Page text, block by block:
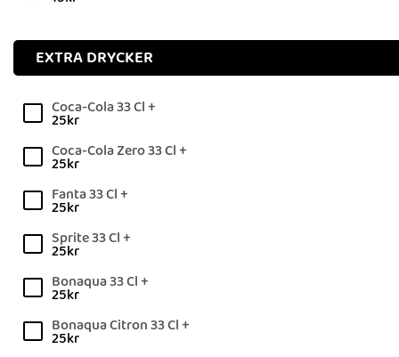
EXTRA DRYCKER
Coca-Cola 33 Cl +
25kr
Coca-Cola Zero 33 Cl +
25kr
Fanta 33 Cl +
25kr
Sprite 33 Cl +
25kr
Bonaqua 33 Cl +
25kr
Bonaqua Citron 33 Cl +
25kr